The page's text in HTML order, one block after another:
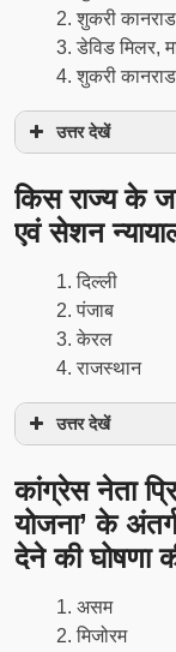
शुकरी
डेविड मिलर,
शुकरी
उत्तर देखें
किस राज्य के
एवं सेशन
दिल्ली
पंजाब
केरल
राजस्थान
उत्तर देखें
कांग्रेस नेता
योजना’ के
देने की घोषणा
असम
मिजोरम